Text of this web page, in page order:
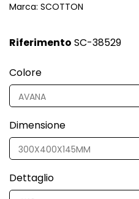
Marca: SCOTTON
Riferimento SC-38529
Colore
Dimensione
Dettaglio